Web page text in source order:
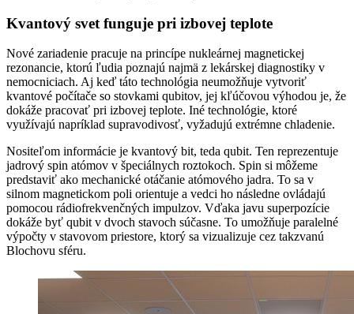
Kvantový svet funguje pri izbovej teplote
Nové zariadenie pracuje na princípe nukleárnej magnetickej
rezonancie, ktorú ľudia poznajú najmä z lekárskej diagnostiky v
nemocniciach. Aj keď táto technológia neumožňuje vytvoriť
kvantové počítače so stovkami qubitov, jej kľúčovou výhodou je, že
dokáže pracovať pri izbovej teplote. Iné technológie, ktoré
využívajú napríklad supravodivosť, vyžadujú extrémne chladenie.
Nositeľom informácie je kvantový bit, teda qubit. Ten reprezentuje
jadrový spin atómov v špeciálnych roztokoch. Spin si môžeme
predstaviť ako mechanické otáčanie atómového jadra. To sa v
silnom magnetickom poli orientuje a vedci ho následne ovládajú
pomocou rádiofrekvenčných impulzov. Vďaka javu superpozície
dokáže byť qubit v dvoch stavoch súčasne. To umožňuje paralelné
výpočty v stavovom priestore, ktorý sa vizualizuje cez takzvanú
Blochovu sféru.